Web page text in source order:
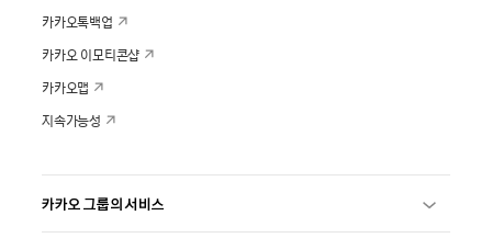
카카오톡백업
카카오 이모티콘샵
카카오맵
지속가능성
카카오 그룹의 서비스